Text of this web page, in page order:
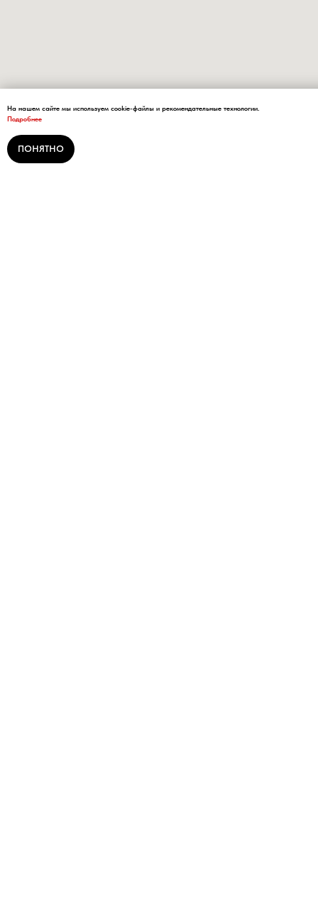
На нашем сайте мы используем cookie-файлы и рекомендательные технологии.
Подробнее
ПОНЯТНО